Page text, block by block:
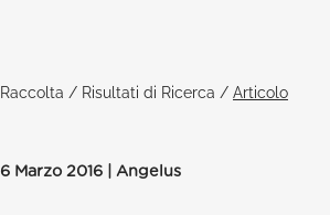
Raccolta / Risultati di Ricerca / Articolo
6 Marzo 2016 | Angelus